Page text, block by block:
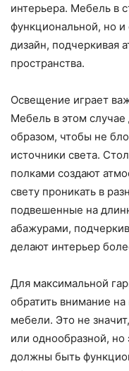
интерьера. Мебель в
функциональной, но и
дизайн, подчеркивая
пространства.
Освещение играет
Мебель в этом
образом, чтобы не
источники света.
полками создают
свету проникать в
подвешенные на
абажурами,
делают интерьер
Для максимальной
обратить внимание
мебели. Это не
или однообразной,
должны быть